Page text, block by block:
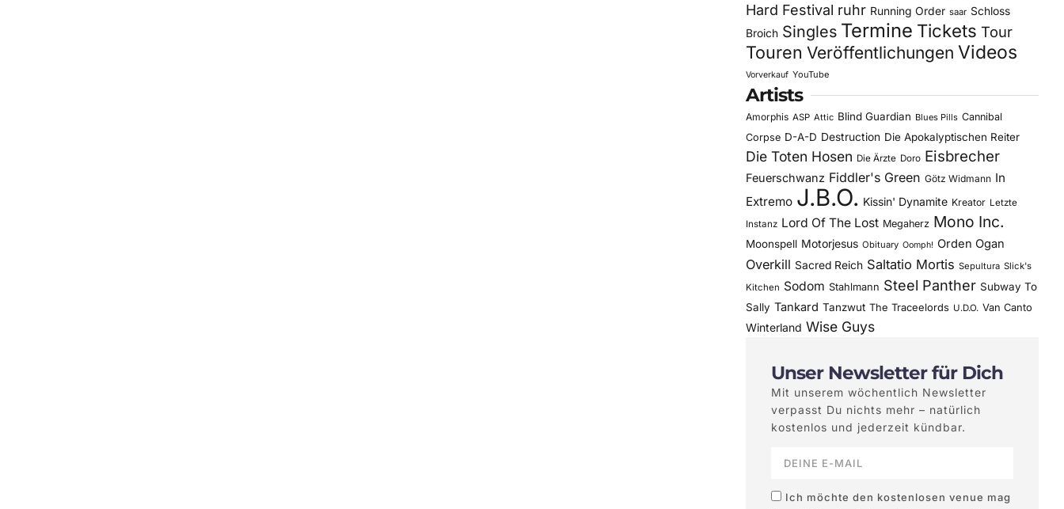
Hard Festival ruhr Running Order saar Schloss
Broich Singles Termine Tickets Tour
Touren Veröffentlichungen Videos
Vorverkauf YouTube
Artists
Amorphis ASP Attic Blind Guardian Blues Pills Cannibal
Corpse D-A-D Destruction Die Apokalyptischen Reiter
Die Toten Hosen Die Ärzte Doro Eisbrecher
Feuerschwanz Fiddler's Green Götz Widmann In
Extremo J.B.O. Kissin' Dynamite Kreator Letzte
Instanz Lord Of The Lost Megaherz Mono Inc.
Moonspell Motorjesus Obituary Oomph! Orden Ogan
Overkill Sacred Reich Saltatio Mortis Sepultura Slick's
Kitchen Sodom Stahlmann Steel Panther Subway To
Sally Tankard Tanzwut The Traceelords U.D.O. Van Canto
Winterland Wise Guys
Unser Newsletter für Dich
Mit unserem wöchentlich Newsletter
verpasst Du nichts mehr – natürlich
kostenlos und jederzeit kündbar.
Ich möchte den kostenlosen venue mag